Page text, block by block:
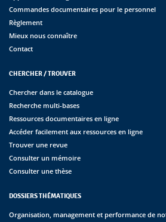
Commandes documentaires pour le personnel
Règlement
Mieux nous connaître
Contact
CHERCHER / TROUVER
Chercher dans le catalogue
Recherche multi-bases
Ressources documentaires en ligne
Accéder facilement aux ressources en ligne
Trouver une revue
Consulter un mémoire
Consulter une thèse
DOSSIERS THÉMATIQUES
Organisation, management et performance de